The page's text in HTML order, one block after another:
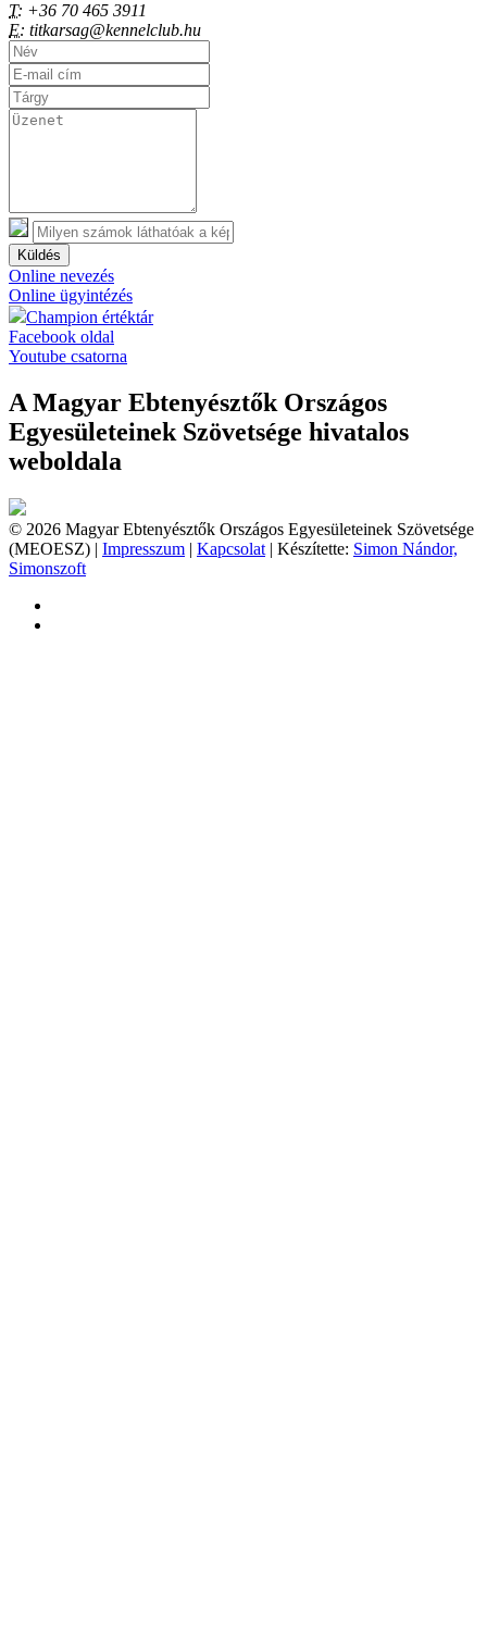
T: +36 70 465 3911
E: titkarsag@kennelclub.hu
Küldés
Online nevezés
Online ügyintézés
Champion értéktár
Facebook oldal
Youtube csatorna
A Magyar Ebtenyésztők Országos
Egyesületeinek Szövetsége hivatalos
weboldala
© 2026 Magyar Ebtenyésztők Országos Egyesületeinek Szövetsége
(MEOESZ) | Impresszum | Kapcsolat | Készítette: Simon Nándor,
Simonszoft